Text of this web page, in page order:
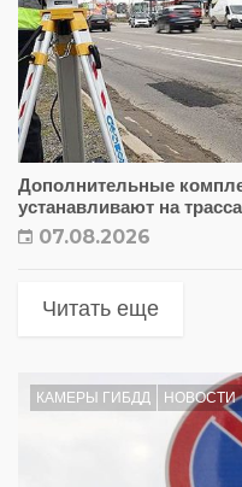
Дополнительные
устанавливают на
07.08.2026
Читать еще
КАМЕРЫ ГИБДД НОВОСТИ